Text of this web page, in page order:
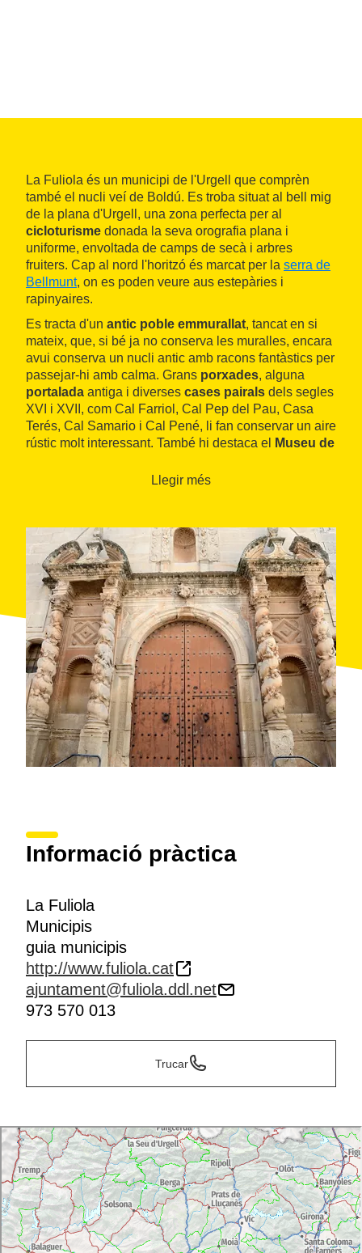
La Fuliola és un municipi de l'Urgell que comprèn
també el nucli veí de Boldú. Es troba situat al bell mig
de la plana d'Urgell, una zona perfecta per al
cicloturisme donada la seva orografia plana i
uniforme, envoltada de camps de secà i arbres
fruiters. Cap al nord l'horitzó és marcat per la serra de
Bellmunt, on es poden veure aus estepàries i
rapinyaires.
Es tracta d'un antic poble emmurallat, tancat en si
mateix, que, si bé ja no conserva les muralles, encara
avui conserva un nucli antic amb racons fantàstics per
passejar-hi amb calma. Grans porxades, alguna
portalada antiga i diverses cases pairals dels segles
XVI i XVII, com Cal Farriol, Cal Pep del Pau, Casa
Terés, Cal Samario i Cal Pené, li fan conservar un aire
rústic molt interessant. També hi destaca el
Museu de
col·lecció geològica Lluís Ferrer
Llegir més
Informació pràctica
La Fuliola
Municipis
guia municipis
http://www.fuliola.cat
ajuntament@fuliola.ddl.net
973 570 013
Trucar